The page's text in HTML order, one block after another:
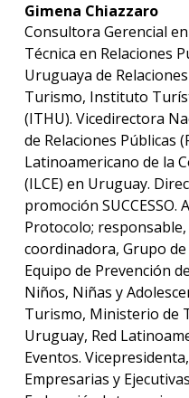
Gimena Chiazzaro
Consultora Gerencial
Técnica en Relaciones
Uruguaya de
Turismo, Instituto
(ITHU). Vicedirectora
de Relaciones Públicas
Latinoamericano de la
(ILCE) en Uruguay.
promoción SUCCESSO.
Protocolo;
coordinadora, Grupo
Equipo de Prevención
Niños, Niñas y
Turismo, Ministerio de
Uruguay, Red
Eventos.
Empresarias y